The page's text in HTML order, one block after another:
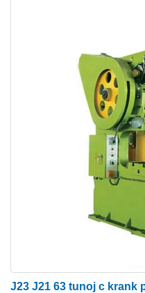
La gazetaro, kiu uzas
nomiĝas la kranka
parto de la mekanika
mekanismon. La kialo
mekanismon estas, ke
ĝuste determini la
la kurbo de agado de
al diversaj prilaborado.
Sekve, ĉi tiu tipo de
truado, fleksado,
J23 J21 63 tunoj c krank